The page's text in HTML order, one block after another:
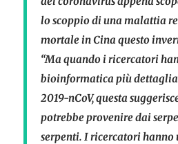
lo scoppio di una malattia
mortale in Cina questo
“Ma quando i ricercatori
bioinformatica più
2019-nCoV, questa
potrebbe provenire dai
serpenti. I ricercatori hanno